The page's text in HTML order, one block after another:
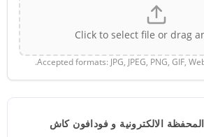
Click to select file or drag
Accepted formats: JPG, JPEG, PNG, GIF,
الالكترونية و فودافون كاش